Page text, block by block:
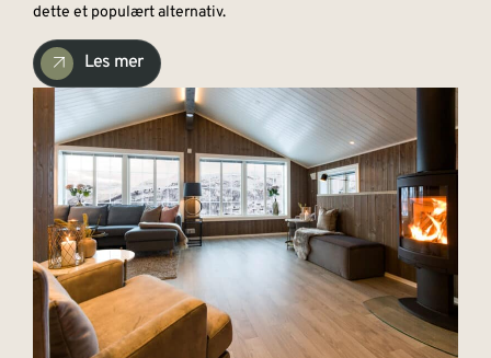
dette et populært alternativ.
Les mer